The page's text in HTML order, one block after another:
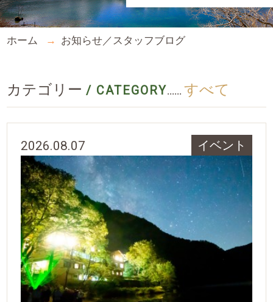
ホーム お知らせ／スタッフブログ
カテゴリー / CATEGORY...... すべて
2026.08.07 イベント